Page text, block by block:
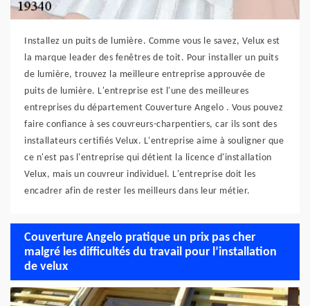
Installez un puits de lumière. Comme vous le savez, Velux est
la marque leader des fenêtres de toit. Pour installer un puits
de lumière, trouvez la meilleure entreprise approuvée de
puits de lumière. L'entreprise est l'une des meilleures
entreprises du département Couverture Angelo . Vous pouvez
faire confiance à ses couvreurs-charpentiers, car ils sont des
installateurs certifiés Velux. L'entreprise aime à souligner que
ce n'est pas l'entreprise qui détient la licence d'installation
Velux, mais un couvreur individuel. L'entreprise doit les
encadrer afin de rester les meilleurs dans leur métier.
Couverture Angelo pratique un prix pas cher
malgré les difficultés du travail pour l’installation
de velux